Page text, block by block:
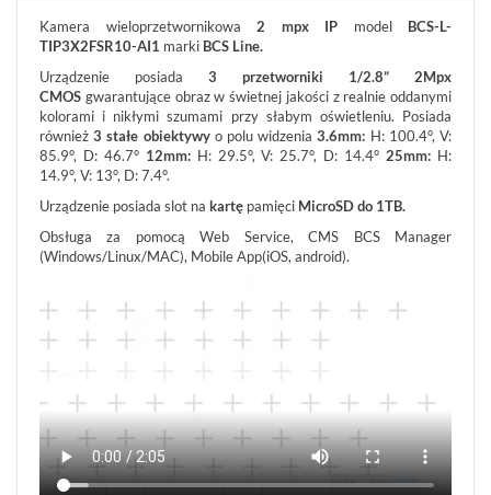
ZESTAWY
WYPRZEDAŻ
(29)
NOWOŚCI
(71)
PROMOCJE
(74)
LOGOWANIE
REJESTRACJA
KONFIGURATOR
Informacje
FIRMIE
AKTUALNOŚCI
CENNIKI
OPROGRAMOWANIE
REKLAMACJE
SKLEPU
REGULAMIN
Kamera wieloprzetwornikowa 2 mpx IP model
BCS-L-
TIP3X2FSR10-AI1 marki BCS Line.
Urządzenie posiada 3 przetworniki 1/2.8” 2Mpx
CMOS gwarantujące obraz w świetnej jakości z realnie oddanymi
kolorami i nikłymi szumami przy słabym oświetleniu. Posiada
również 3 stałe obiektywy o polu widzenia 3.6mm: H: 100.4°, V:
85.9°, D: 46.7° 12mm:H: 29.5°, V: 25.7°, D: 14.4°25mm: H:
14.9°, V: 13°, D: 7.4°.
Urządzenie posiada slot na kartę pamięci MicroSD do 1TB.
Obsługa za pomocą Web Service, CMS BCS Manager
(Windows/Linux/MAC), Mobile App(iOS, android).